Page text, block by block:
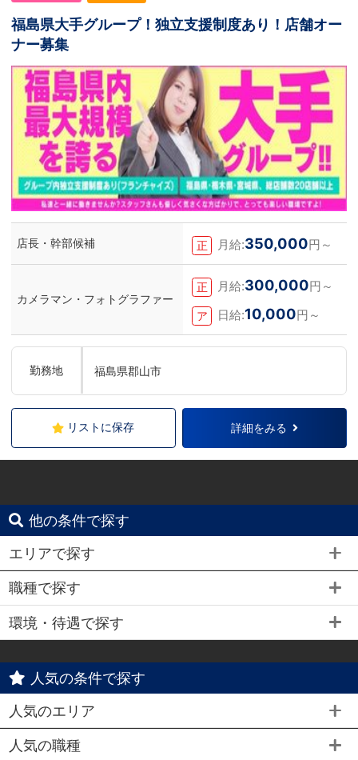
福島県大手グループ！独立支援制度あり！店舗オー
ナー募集
店長・幹部候補 正 月給:350,000円～
カメラマン・フォトグラファー
正 月給:300,000円～
ア 日給:10,000円～
勤務地 福島県郡山市
リストに保存 詳細をみる
他の条件で探す
エリアで探す
職種で探す
環境・待遇で探す
人気の条件で探す
人気のエリア
人気の職種